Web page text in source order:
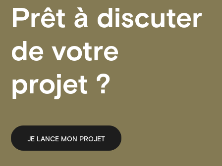
Prêt à discuter
de votre
projet ?
JE LANCE MON PROJET